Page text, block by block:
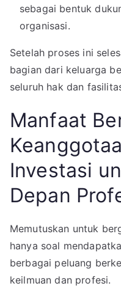
sebagai bentuk
organisasi.
Setelah proses ini
bagian dari keluarga
seluruh hak dan
Manfaat
Investasi
Depan
Memutuskan untuk
hanya soal
berbagai peluang
keilmuan dan profesi.